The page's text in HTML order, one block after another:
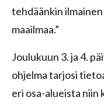
tehdäänkin
maailmaa.”
Joulukuun 3. ja 4.
ohjelma tarjosi
eri osa-alueista niin